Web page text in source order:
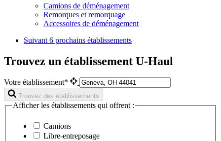
Camions de déménagement
Remorques et remorquage
Accessoires de déménagement
Suivant 6 prochains établissements
Trouvez un établissement U-Haul
Votre établissement*
Trouvez des établissements
Afficher les établissements qui offrent :
Camions
Libre-entreposage